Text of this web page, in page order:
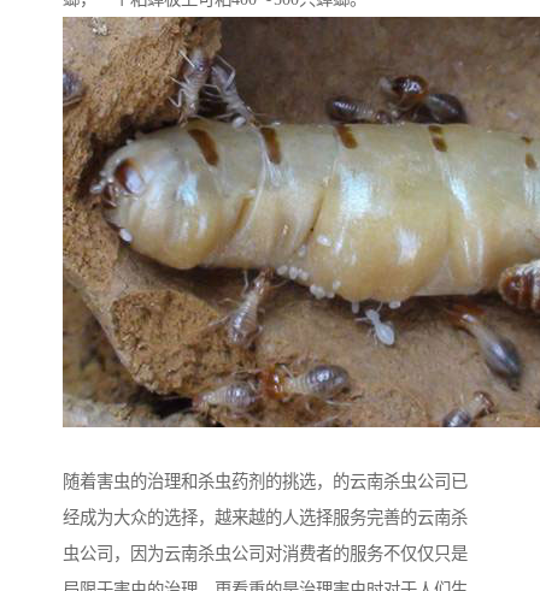
随着害虫的治理和杀虫药剂的挑选，的云南杀虫公司已
经成为大众的选择，越来越的人选择服务完善的云南杀
虫公司，因为云南杀虫公司对消费者的服务不仅仅只是